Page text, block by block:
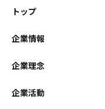
トップ
企業情報
企業理念
企業活動